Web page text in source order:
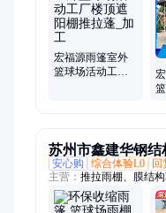
伸缩架、镀锌钢管结构
宏福源雨篷室外
篮球场活动工厂
苏州市鑫建华钢结
安心购
综合体验L0 回
主营： 推拉雨棚、膜结